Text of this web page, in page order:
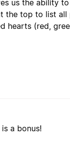
us the ability
the top to list
hearts (red,
a bonus!